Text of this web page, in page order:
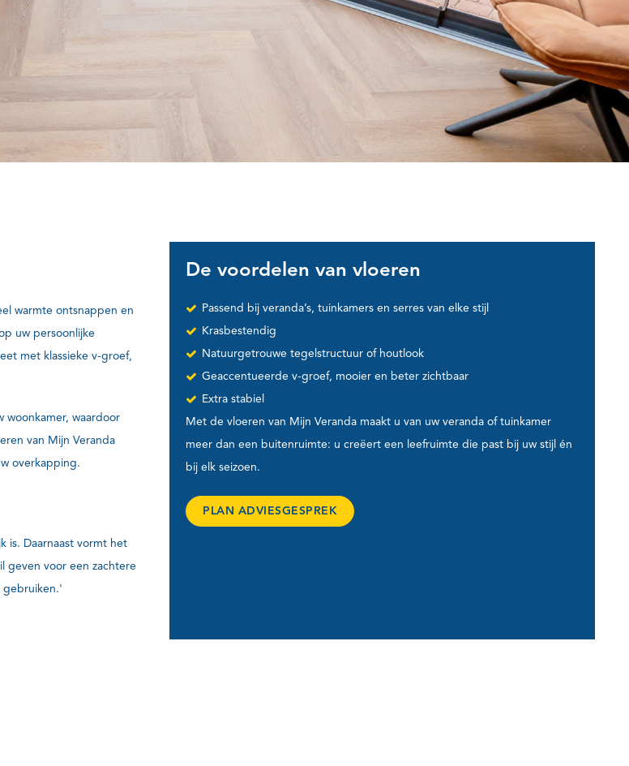
warmte ontsnappen en
uw persoonlijke
met klassieke v-groef,
woonkamer, waardoor
van Mijn Veranda
overkapping.
is. Daarnaast vormt het
geven voor een zachtere
gebruiken.'
De voordelen van vloeren
Passend bij veranda’s, tuinkamers en serres van elke stijl
Krasbestendig
Natuurgetrouwe tegelstructuur of houtlook
Geaccentueerde v-groef, mooier en beter zichtbaar
Extra stabiel
Met de vloeren van Mijn Veranda maakt u van uw veranda of tuinkamer
meer dan een buitenruimte: u creëert een leefruimte die past bij uw stijl én
bij elk seizoen.
PLAN ADVIESGESPREK